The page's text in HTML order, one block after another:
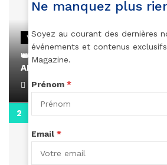
VIDEOS
👑 Remerciements à Ayden pour
AMINA, le Magazine de la Femme
April 1, 2022
Ne manquez plus
Soyez au courant des dernières
événements et contenus
Magazine.
Prénom *
Email *